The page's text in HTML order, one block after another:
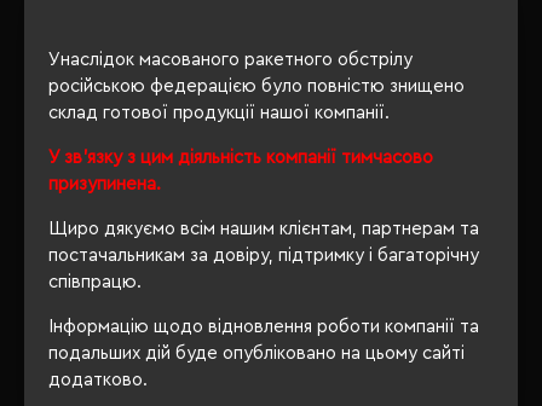
Унаслідок масованого ракетного обстрілу
російською федерацією було повністю знищено
склад готової продукції нашої компанії.
У зв'язку з цим діяльність компанії тимчасово
призупинена.
Щиро дякуємо всім нашим клієнтам, партнерам та
постачальникам за довіру, підтримку і багаторічну
співпрацю.
Інформацію щодо відновлення роботи компанії та
подальших дій буде опубліковано на цьому сайті
додатково.
ВІДГУКИ
РЕКОМЕНДУЄМО